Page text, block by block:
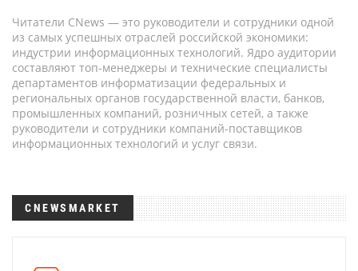
Читатели CNews — это руководители и сотрудники одной
из самых успешных отраслей российской экономики:
индустрии информационных технологий. Ядро аудитории
составляют топ-менеджеры и технические специалисты
департаментов информатизации федеральных и
региональных органов государственной власти, банков,
промышленных компаний, розничных сетей, а также
руководители и сотрудники компаний-поставщиков
информационных технологий и услуг связи.
CNEWSMARKET